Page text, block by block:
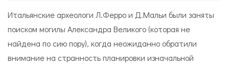
Итальянские археологи Л.Ферро и Д.Мальи были заняты
поиском могилы Александра Великого (которая не
найдена по сию пору), когда неожиданно обратили
внимание на странность планировки изначальной